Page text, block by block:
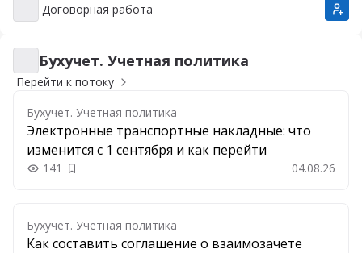
Договорная работа
Договорная работа
Бухучет. Учетная политика
Бухучет. Учетная политика
Перейти к потоку
Бухучет. Учетная политика
Электронные транспортные накладные: что
изменится с 1 сентября и как перейти
141 Добавить в закладки 04.08.26
Бухучет. Учетная политика
Как составить соглашение о взаимозачете